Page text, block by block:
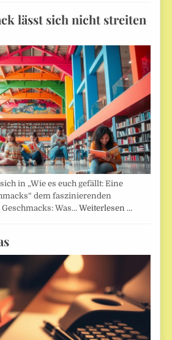
lässt sich nicht streiten
in „Wie es euch gefällt: Eine
dem faszinierenden
Geschmacks: Was…Weiterlesen …